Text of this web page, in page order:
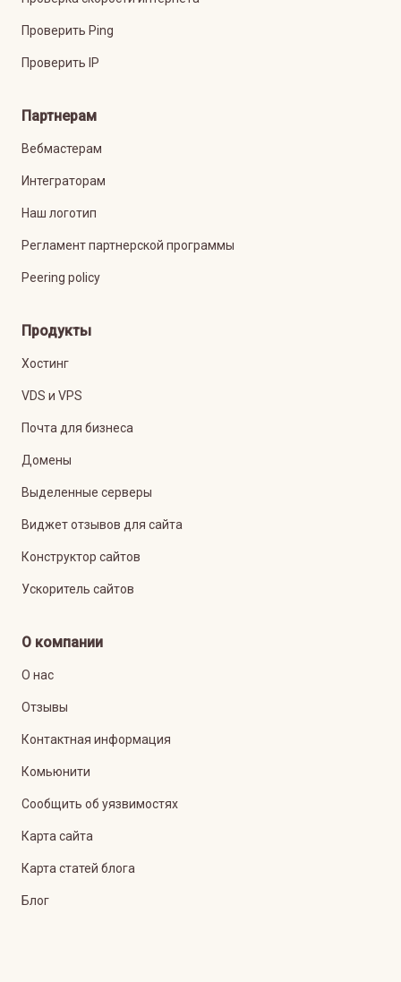
Проверить Ping
Проверить IP
Партнерам
Вебмастерам
Интеграторам
Наш логотип
Регламент партнерской программы
Peering policy
Продукты
Хостинг
VDS и VPS
Почта для бизнеса
Домены
Выделенные серверы
Виджет отзывов для сайта
Конструктор сайтов
Ускоритель сайтов
О компании
О нас
Отзывы
Контактная информация
Комьюнити
Сообщить об уязвимостях
Карта сайта
Карта статей блога
Блог